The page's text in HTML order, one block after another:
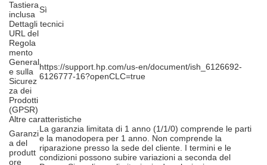
Tastiera
inclusa Sì
Dettagli tecnici
URL del
Regola
mento
General
e sulla
Sicurez
za dei
Prodotti
(GPSR)
https://support.hp.com/us-en/document/ish_6126692-
6126777-16?openCLC=true
Altre caratteristiche
Garanzi
a del
produtt
ore
La garanzia limitata di 1 anno (1/1/0) comprende le parti
e la manodopera per 1 anno. Non comprende la
riparazione presso la sede del cliente. I termini e le
condizioni possono subire variazioni a seconda del